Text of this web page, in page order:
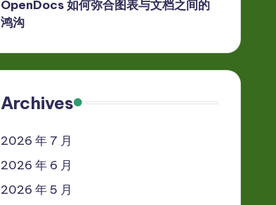
OpenDocs 如何弥合图表与文档之间的
鸿沟
Archives
2026 年 7 月
2026 年 6 月
2026 年 5 月